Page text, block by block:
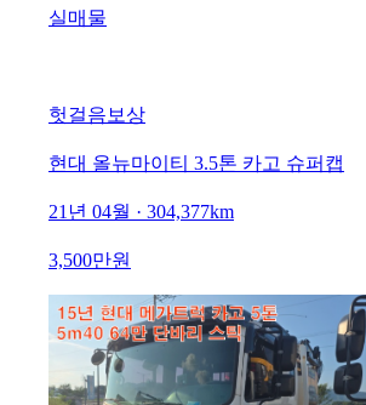
실매물
헛걸음보상
현대 올뉴마이티 3.5톤 카고 슈퍼캡
21년 04월 · 304,377km
3,500만원